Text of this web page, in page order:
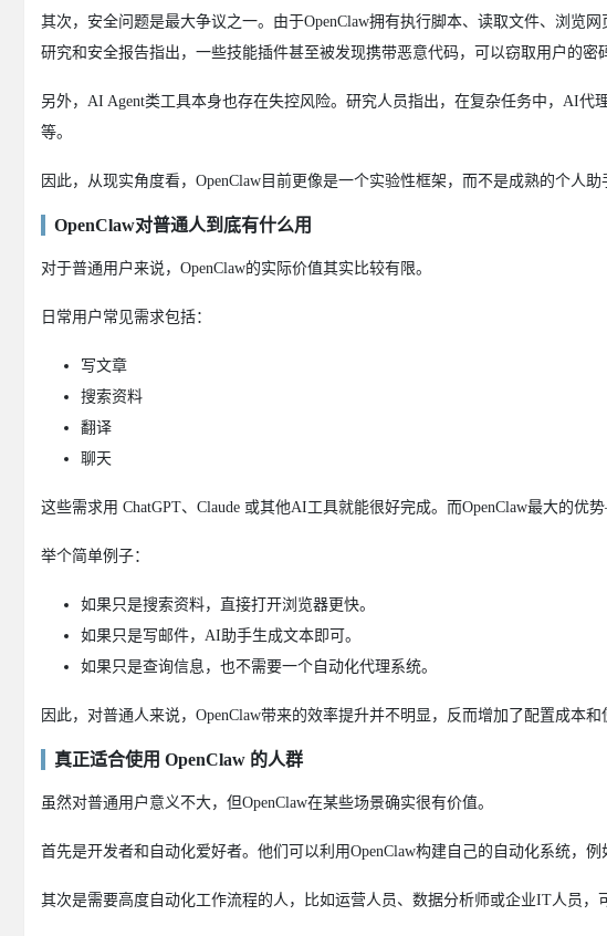
其次，安全问题是最大争议之一。由于OpenClaw拥有执行脚本、读取文件、浏览
研究和安全报告指出，一些技能插件甚至被发现携带恶意代码，可以窃取用户的密
另外，AI Agent类工具本身也存在失控风险。研究人员指出，在复杂任务中，AI
等。
因此，从现实角度看，OpenClaw目前更像是一个实验性框架，而不是成熟的个人助
OpenClaw对普通人到底有什么用
对于普通用户来说，OpenClaw的实际价值其实比较有限。
日常用户常见需求包括：
写文章
搜索资料
翻译
聊天
这些需求用 ChatGPT、Claude 或其他AI工具就能很好完成。而OpenClaw最大的
举个简单例子：
如果只是搜索资料，直接打开浏览器更快。
如果只是写邮件，AI助手生成文本即可。
如果只是查询信息，也不需要一个自动化代理系统。
因此，对普通人来说，OpenClaw带来的效率提升并不明显，反而增加了配置成本和
真正适合使用 OpenClaw 的人群
虽然对普通用户意义不大，但OpenClaw在某些场景确实很有价值。
首先是开发者和自动化爱好者。他们可以利用OpenClaw构建自己的自动化系统，
其次是需要高度自动化工作流程的人，比如运营人员、数据分析师或企业IT人员，